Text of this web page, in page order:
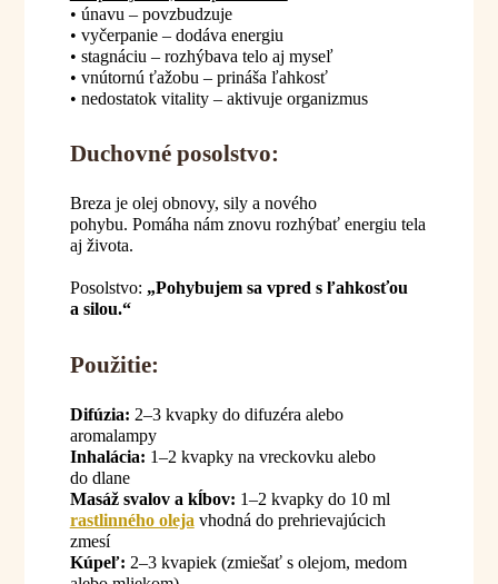
• únavu – povzbudzuje
• vyčerpanie – dodáva energiu
• stagnáciu – rozhýbava telo aj myseľ
• vnútornú ťažobu – prináša ľahkosť
• nedostatok vitality – aktivuje organizmus
Duchovné posolstvo:
Breza je olej obnovy, sily a nového
pohybu. Pomáha nám znovu rozhýbať energiu tela
aj života.
Posolstvo: „Pohybujem sa vpred s ľahkosťou
a silou.“
Použitie:
Difúzia: 2–3 kvapky do difuzéra alebo
aromalampy
Inhalácia: 1–2 kvapky na vreckovku alebo
do dlane
Masáž svalov a kĺbov: 1–2 kvapky do 10 ml
rastlinného oleja vhodná do prehrievajúcich
zmesí
Kúpeľ: 2–3 kvapiek (zmiešať s olejom, medom